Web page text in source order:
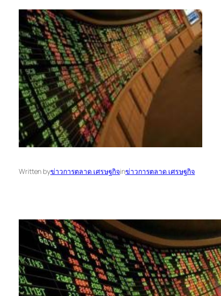
Written byข่าวการตลาด เศรษฐกิจinข่าวการตลาด เศรษฐกิจ